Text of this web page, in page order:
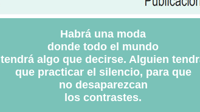
Habrá una moda
donde todo el mundo
tendrá algo que decirse. Alguien
que practicar el silencio, para que
no desaparezcan
los contrastes.